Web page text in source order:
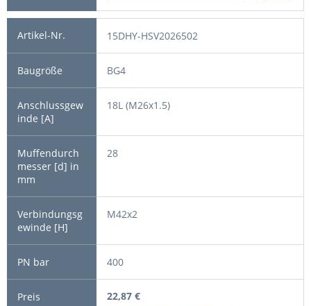
15DHY-HSV2026502
BG4
18L (M26x1.5)
28
M42x2
400
22,87 €